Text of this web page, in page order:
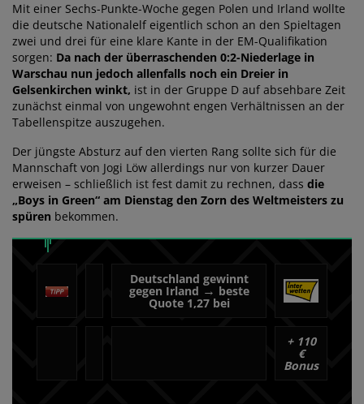
Mit einer Sechs-Punkte-Woche gegen Polen und Irland wollte
die deutsche Nationalelf eigentlich schon an den Spieltagen
zwei und drei für eine klare Kante in der EM-Qualifikation
sorgen: Da nach der überraschenden 0:2-Niederlage in
Warschau nun jedoch allenfalls noch ein Dreier in
Gelsenkirchen winkt, ist in der Gruppe D auf absehbare Zeit
zunächst einmal von ungewohnt engen Verhältnissen an der
Tabellenspitze auszugehen.
Der jüngste Absturz auf den vierten Rang sollte sich für die
Mannschaft von Jogi Löw allerdings nur von kurzer Dauer
erweisen – schließlich ist fest damit zu rechnen, dass die
„Boys in Green“ am Dienstag den Zorn des Weltmeisters zu
spüren bekommen.
Deutschland gewinnt
gegen Irland → beste
Quote 1,27 bei
+ 110
€
Bonus